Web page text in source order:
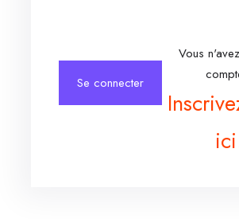
Se connecter
Vous